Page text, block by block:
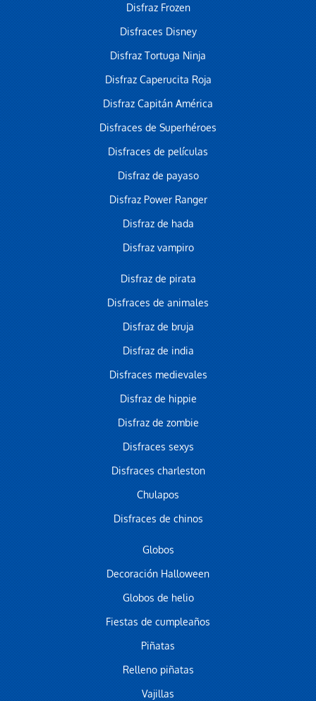
Disfraz Frozen
Disfraces Disney
Disfraz Tortuga Ninja
Disfraz Caperucita Roja
Disfraz Capitán América
Disfraces de Superhéroes
Disfraces de películas
Disfraz de payaso
Disfraz Power Ranger
Disfraz de hada
Disfraz vampiro
Disfraz de pirata
Disfraces de animales
Disfraz de bruja
Disfraz de india
Disfraces medievales
Disfraz de hippie
Disfraz de zombie
Disfraces sexys
Disfraces charleston
Chulapos
Disfraces de chinos
Globos
Decoración Halloween
Globos de helio
Fiestas de cumpleaños
Piñatas
Relleno piñatas
Vajillas